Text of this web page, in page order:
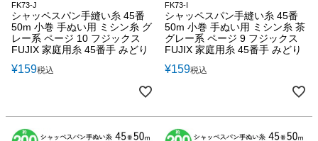
FK73-J
シャッペスパン手縫い糸 45番
50m 小巻 手ぬい用 ミシン糸 グ
レー系 ページ 10 フジックス
FUJIX 家庭用糸 45番手 みどり
¥159税込
FK73-I
シャッペスパン手縫い糸 45番
50m 小巻 手ぬい用 ミシン糸 茶
グレー系 ページ 9 フジックス
FUJIX 家庭用糸 45番手 みどり
¥159税込